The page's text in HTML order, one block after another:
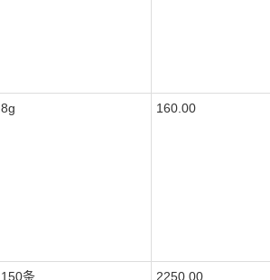
8g 160.00
150条 2250.00